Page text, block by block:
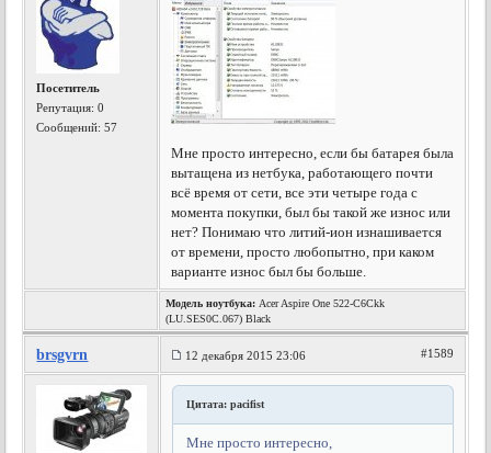
Посетитель
Репутация:0
Сообщений: 57
Мне просто интересно, если бы батарея была
вытащена из нетбука, работающего почти
всё время от сети, все эти четыре года с
момента покупки, был бы такой же износ или
нет? Понимаю что литий-ион изнашивается
от времени, просто любопытно, при каком
варианте износ был бы больше.
Модель ноутбука: Acer Aspire One 522-C6Ckk
(LU.SES0C.067) Black
brsgvrn 12 декабря 2015 23:06 #1589
Цитата: pacifist
Мне просто интересно,